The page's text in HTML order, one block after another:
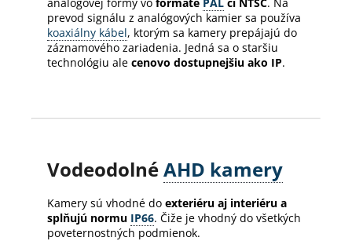
prevod signálu z analógových kamier sa používa
koaxiálny kábel, ktorým sa kamery prepájajú do
záznamového zariadenia. Jedná sa o staršiu
technológiu ale cenovo dostupnejšiu ako IP.
VodeodolnéAHD kamery
Kamery sú vhodné do exteriéru aj interiéru a
splňujú normu IP66. Čiže je vhodný do všetkých
poveternostných podmienok.